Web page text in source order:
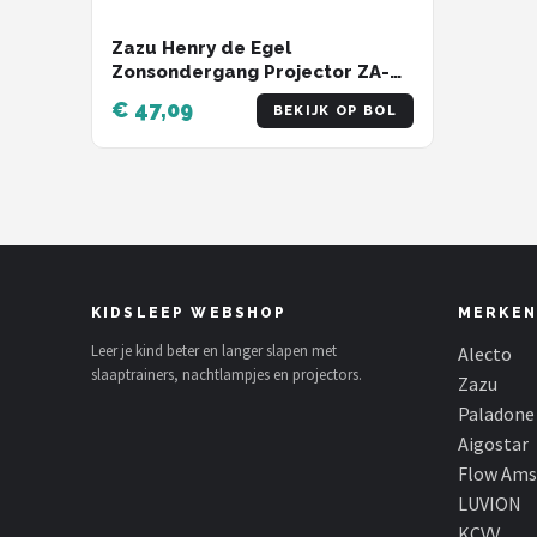
Zazu Henry de Egel
Zonsondergang Projector ZA-
€ 47,09 BEKIJK OP BOL
KIDSLEEP WEBSHOP
Leer je kind beter en langer slapen met
slaaptrainers, nachtlampjes en projectors.
MERKEN
Alecto
Zazu
Paladone
Aigostar
Flow
LUVION